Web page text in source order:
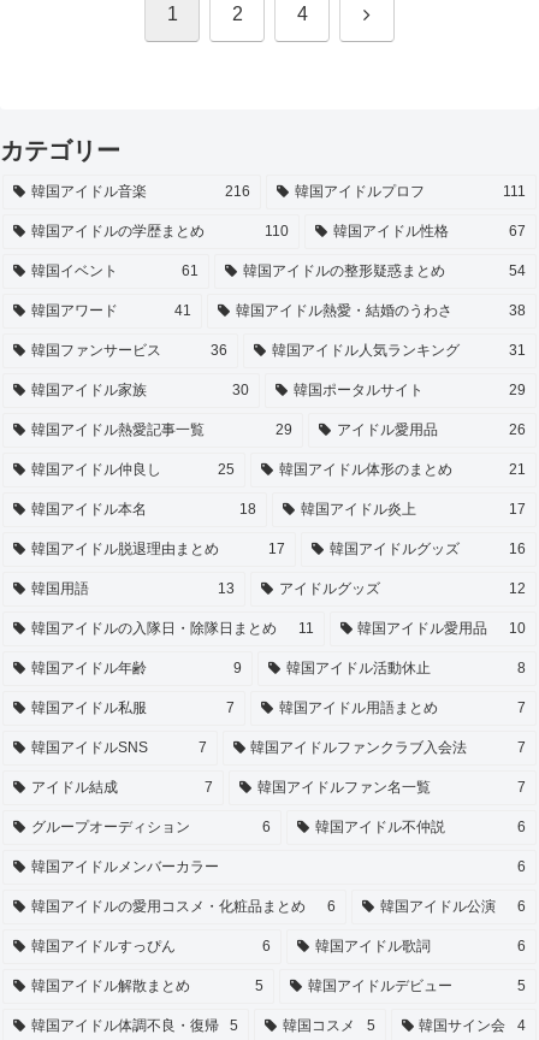
1 2 4 次
カテゴリー
韓国アイドル音楽 216 韓国アイドルプロフ 111
韓国アイドルの学歴まとめ 110 韓国アイドル性格 67
韓国イベント 61 韓国アイドルの整形疑惑まとめ 54
韓国アワード 41 韓国アイドル熱愛・結婚のうわさ 38
韓国ファンサービス 36 韓国アイドル人気ランキング 31
韓国アイドル家族 30 韓国ポータルサイト 29
韓国アイドル熱愛記事一覧 29 アイドル愛用品 26
韓国アイドル仲良し 25 韓国アイドル体形のまとめ 21
韓国アイドル本名 18 韓国アイドル炎上 17
韓国アイドル脱退理由まとめ 17 韓国アイドルグッズ 16
韓国用語 13 アイドルグッズ 12
韓国アイドルの入隊日・除隊日まとめ 11 韓国アイドル愛用品 10
韓国アイドル年齢 9 韓国アイドル活動休止 8
韓国アイドル私服 7 韓国アイドル用語まとめ 7
韓国アイドルSNS 7 韓国アイドルファンクラブ入会法 7
アイドル結成 7 韓国アイドルファン名一覧 7
グループオーディション 6 韓国アイドル不仲説 6
韓国アイドルメンバーカラー 6
韓国アイドルの愛用コスメ・化粧品まとめ 6 韓国アイドル公演 6
韓国アイドルすっぴん 6 韓国アイドル歌詞 6
韓国アイドル解散まとめ 5 韓国アイドルデビュー 5
韓国アイドル体調不良・復帰 5 韓国コスメ 5 韓国サイン会 4